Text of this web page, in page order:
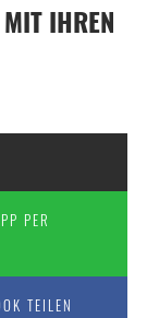
IHREN
PER
TEILEN